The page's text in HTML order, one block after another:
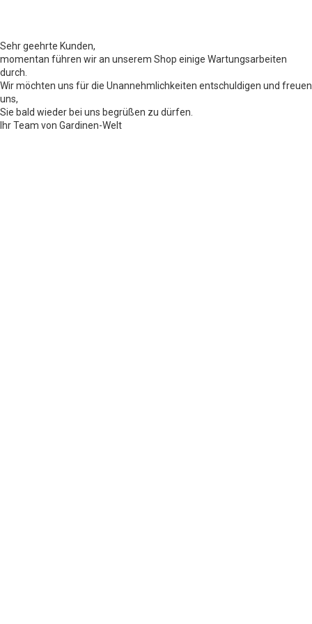
Sehr geehrte Kunden,
momentan führen wir an unserem Shop einige Wartungsarbeiten
durch.
Wir möchten uns für die Unannehmlichkeiten entschuldigen und freuen
uns,
Sie bald wieder bei uns begrüßen zu dürfen.
Ihr Team von Gardinen-Welt